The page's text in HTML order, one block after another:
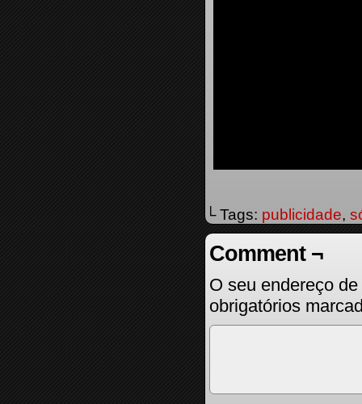
└ Tags: publicidade,
Comment ¬
O seu endereço
obrigatórios